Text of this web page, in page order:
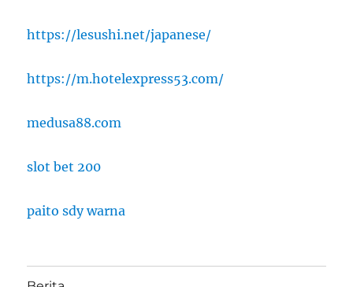
https://lesushi.net/japanese/
https://m.hotelexpress53.com/
medusa88.com
slot bet 200
paito sdy warna